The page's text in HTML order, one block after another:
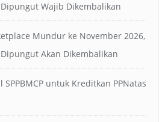
Wajib Dikembalikan
Mundur ke November 2026,
Akan Dikembalikan
untuk Kreditkan PPNatas